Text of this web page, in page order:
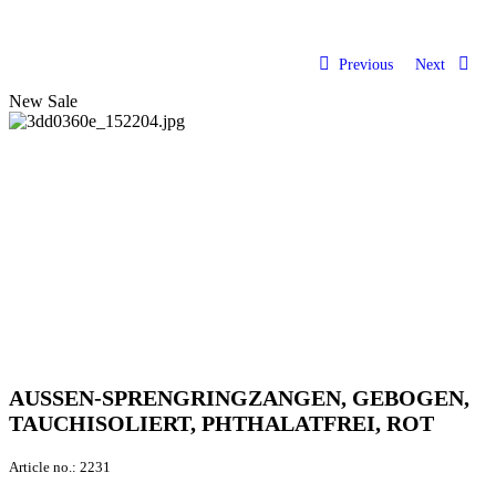
Previous Next
New Sale
AUSSEN-SPRENGRINGZANGEN, GEBOGEN,
TAUCHISOLIERT, PHTHALATFREI, ROT
Article no.: 2231